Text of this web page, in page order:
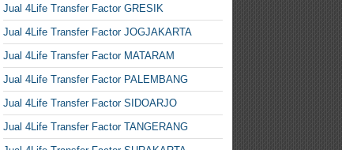
Jual 4Life Transfer Factor GRESIK
Jual 4Life Transfer Factor JOGJAKARTA
Jual 4Life Transfer Factor MATARAM
Jual 4Life Transfer Factor PALEMBANG
Jual 4Life Transfer Factor SIDOARJO
Jual 4Life Transfer Factor TANGERANG